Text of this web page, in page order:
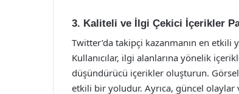
3. Kaliteli ve İlgi Çekici İçerikler
Twitter’da takipçi kazanmanın en
Kullanıcılar, ilgi alanlarına yönelik
düşündürücü içerikler oluşturun.
etkili bir yoludur. Ayrıca, güncel olaylar